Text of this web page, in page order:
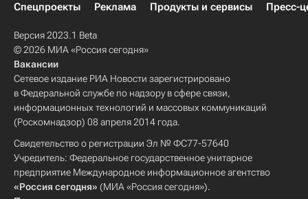
Спецпроекты
Реклама Продукты и сервисы Пресс-
Версия 2023.1 Beta
© 2026 МИА «Россия сегодня»
Вакансии
Сетевое издание РИА Новости зарегистрировано
в Федеральной службе по надзору в сфере связи,
информационных технологий и массовых коммуникаций
(Роскомнадзор) 08 апреля 2014 года.
Свидетельство о регистрации Эл № ФС77-57640
Учредитель: Федеральное государственное унитарное
предприятие Международное информационное агентство
«Россия сегодня» (МИА «Россия сегодня»).